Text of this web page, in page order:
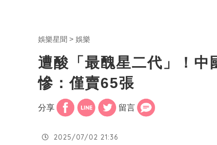
娛樂星聞 娛樂
遭酸「最醜星二代」！
慘：僅賣65張
分享 留言
2025/07/02 21:36